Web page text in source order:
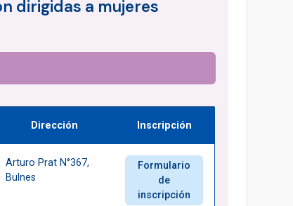
dirigidas a mujeres
Dirección Inscripción
Arturo Prat N°367,
Bulnes
Formulario
de
inscripción